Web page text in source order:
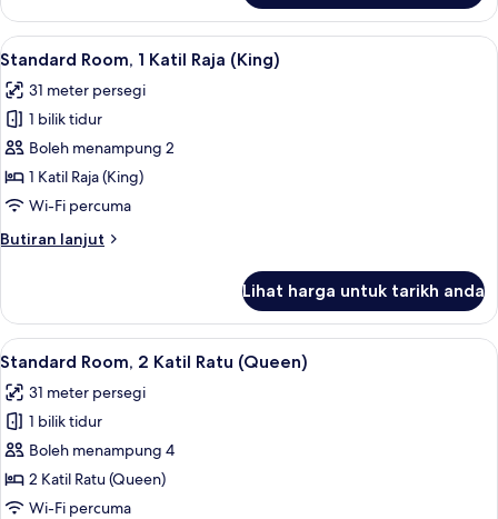
City
View
Lihat
semua
foto
untuk
Standard
Room,
1
Raja
1 bilik tidur, peralatan tempat tidur
5
Standard Room, 1 Katil Raja (King)
31 meter persegi
1 bilik tidur
Boleh menampung 2
1 Katil Raja (King)
Wi-Fi percuma
Butiran lanjut
Butiran
Room,
Katil
(King)
Lihat harga untuk tarikh anda
Lihat
semua
foto
untuk
Standard
Room,
2
1 bilik tidur, peralatan tempat tidur
7
Standard Room, 2 Katil Ratu (Queen)
31 meter persegi
1 bilik tidur
Boleh menampung 4
2 Katil Ratu (Queen)
Wi-Fi percuma